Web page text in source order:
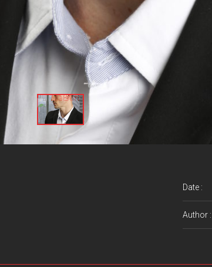
Date :
Author :